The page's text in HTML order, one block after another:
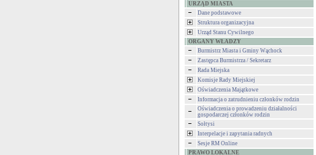
URZĄD MIASTA
Dane podstawowe
Struktura organizacyjna
Urząd Stanu Cywilnego
ORGANY WŁADZY
Burmistrz Miasta i Gminy Wąchock
Zastępca Burmistrza / Sekretarz
Rada Miejska
Komisje Rady Miejskiej
Oświadczenia Majątkowe
Informacja o zatrudnieniu członków rodzin
Oświadczenia o prowadzeniu działalności
gospodarczej członków rodzin
Sołtysi
Interpelacje i zapytania radnych
Sesje RM Online
PRAWO LOKALNE